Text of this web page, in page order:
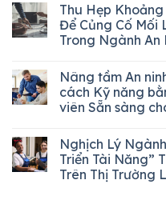
Thu Hẹp
Để Củng Cố Mối
Trong Ngành An
Nâng tầm An
cách Kỹ năng
viên Sẵn sàng
Nghịch Lý
Triển Tài Năng”
Trên Thị Trường